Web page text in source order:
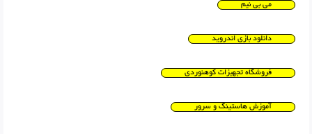
می بی نیم
دانلود بازی اندروید
فروشگاه تجهیزات کوهنوردی
آموزش هاستینگ و سرور